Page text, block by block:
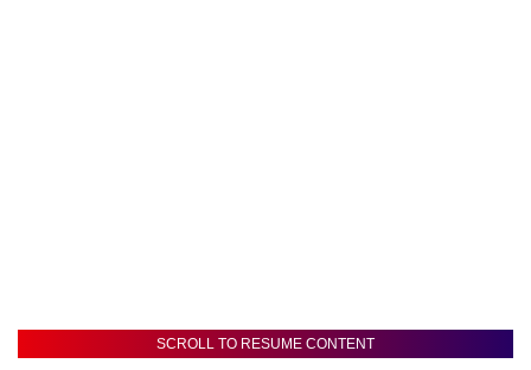
SCROLL TO RESUME CONTENT